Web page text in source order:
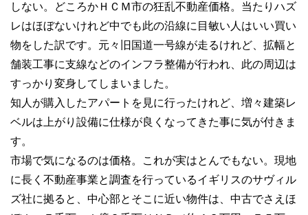
しない。どころかＨＣＭ市の狂乱不動産価格。当たりハズ
レはほぼないけれど中でも此の沿線に目敏い人はいい買い
物をした訳です。元々旧国道一号線が走るけれど、拡幅と
舗装工事に支線などのインフラ整備が行われ、此の周辺は
すっかり変身してしまいました。
知人が購入したアパートを見に行ったけれど、増々建築レ
ベルは上がり設備に仕様が良くなってきた事に気が付きま
す。
市場で気になるのは価格。これが実はとんでもない。現地
に長く不動産事業と調査を行っているイギリスのサヴィル
ズ社に拠ると、中心部とそこに近い物件は、中古でさえほ